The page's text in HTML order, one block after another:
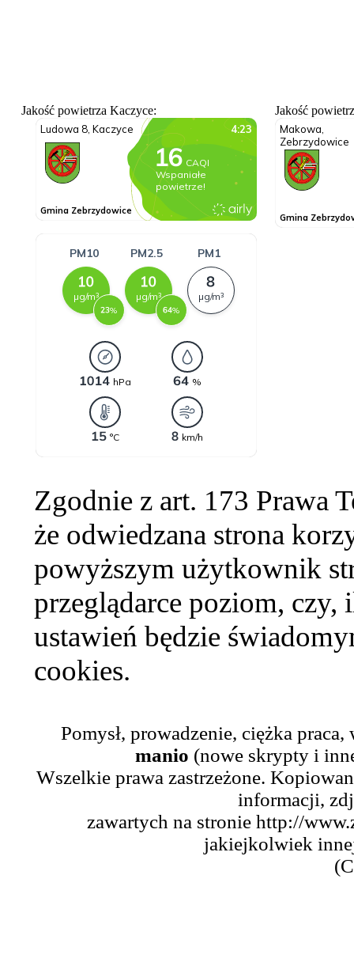
Jakość powietrza Kaczyce: Jakość
Zgodnie z art. 173 Prawa
że odwiedzana strona
powyższym użytkownik
przeglądarce poziom,
ustawień będzie
cookies.
Pomysł, prowadzenie, ciężka
manio (nowe skrypty i
Wszelkie prawa zastrzeżone.
informacji,
zawartych na stronie http://
jakiejkolwiek